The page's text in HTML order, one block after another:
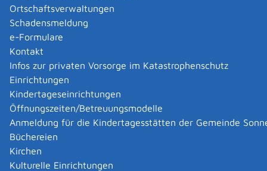
Ortschaftsverwaltungen
Schadensmeldung
e-Formulare
Kontakt
Infos zur privaten Vorsorge im Katastrophenschutz
Einrichtungen
Kindertageseinrichtungen
Öffnungszeiten/Betreuungsmodelle
Anmeldung für die Kindertagesstätten der Gemeinde
Büchereien
Kirchen
Kulturelle Einrichtungen
||